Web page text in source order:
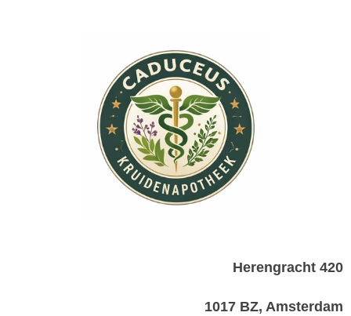
Herengracht 420
1017 BZ, Amsterdam